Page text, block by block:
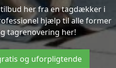
her fra en tagdækker i
hjælp til alle former
tagrenovering her!
og uforpligtende